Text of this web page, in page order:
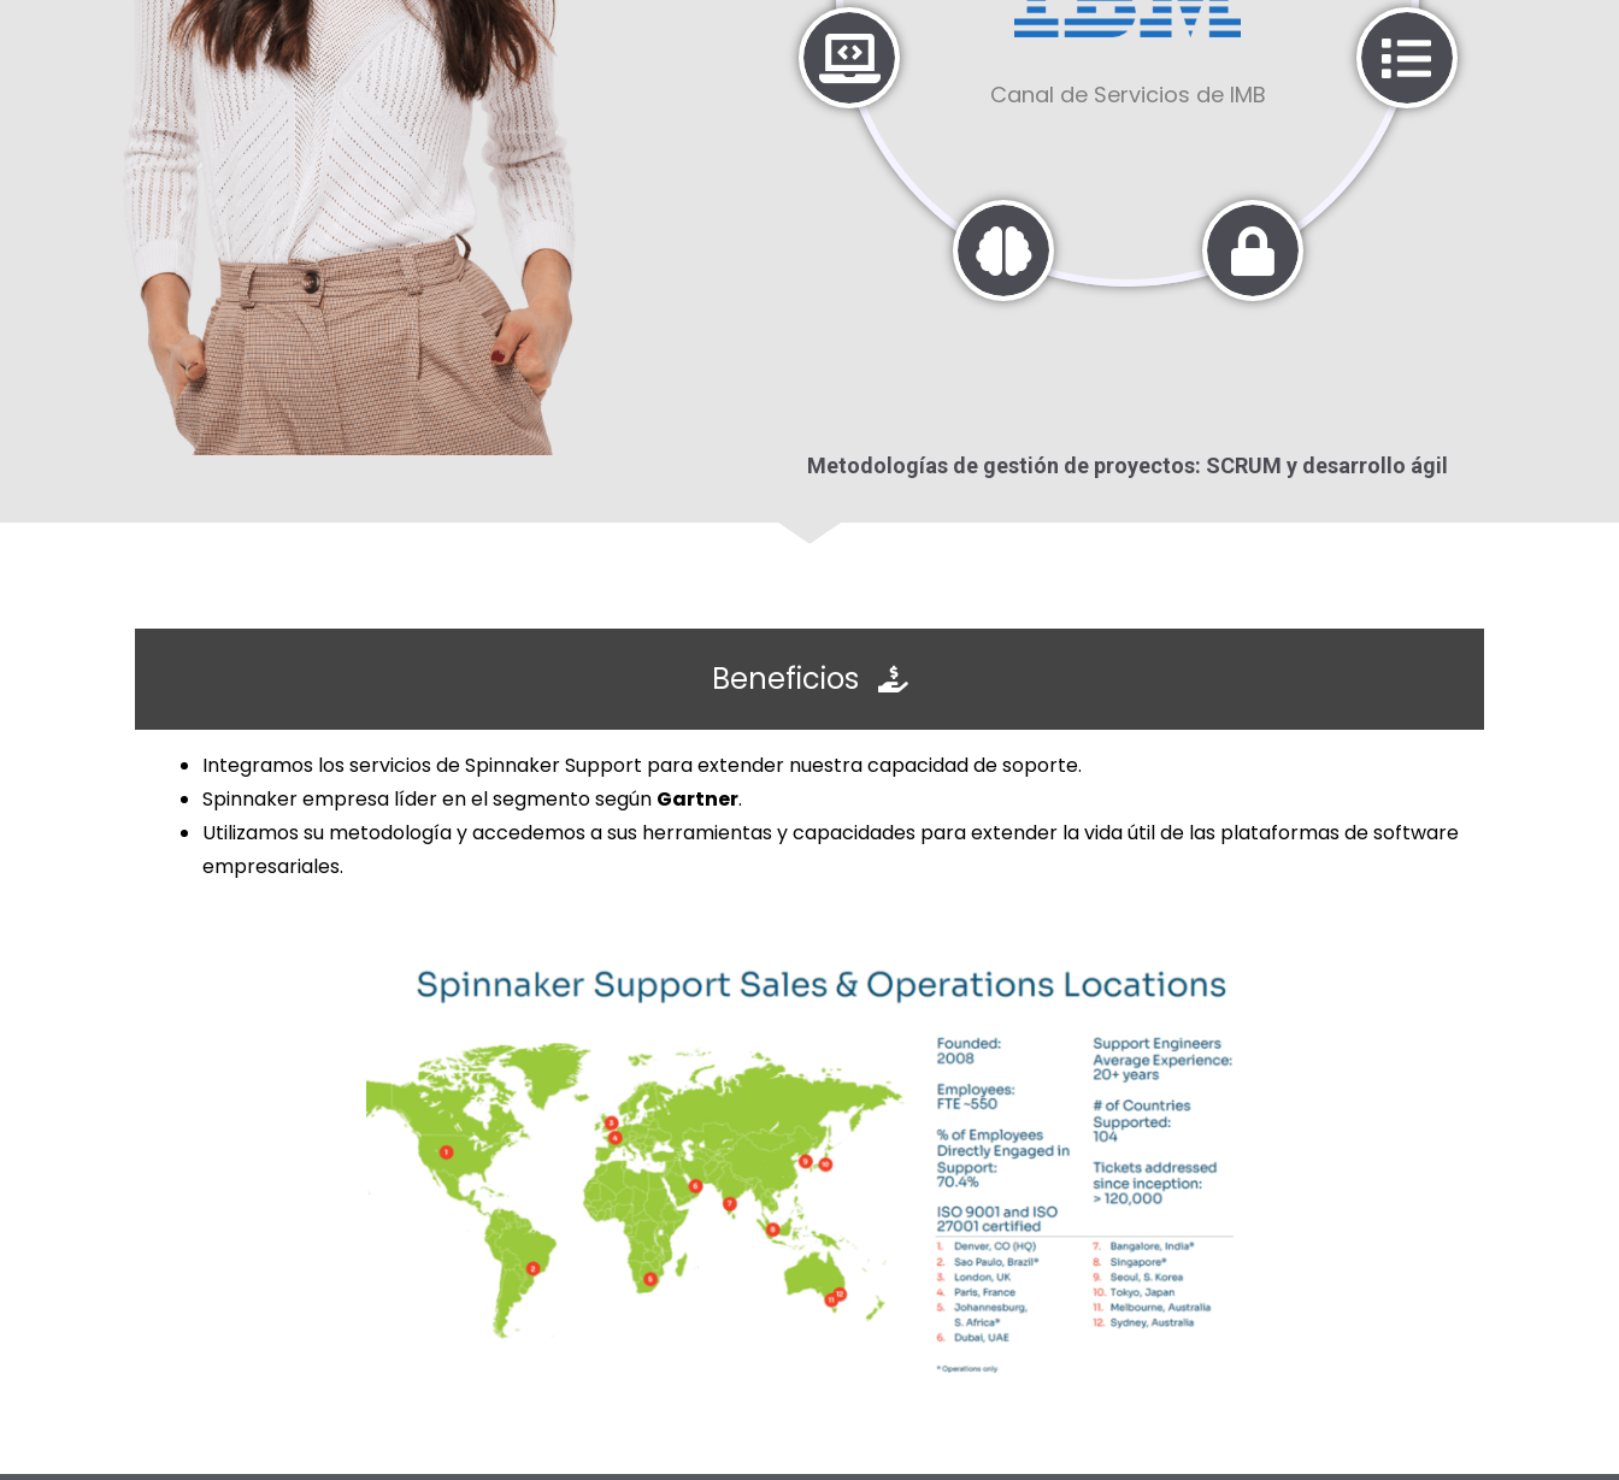
Canal de Servicios de IMB
Metodologías de gestión de proyectos: SCRUM y desarrollo ágil
Beneficios
Integramos los servicios de Spinnaker Support para extender nuestra capacidad de soporte.
Spinnaker empresa líder en el segmento según Gartner.
Utilizamos su metodología y accedemos a sus herramientas y capacidades para extender la vida útil de las plataformas de software
empresariales.